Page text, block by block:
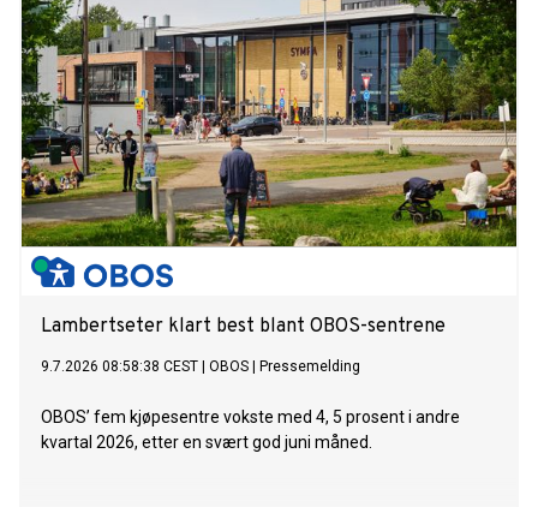
de avgiftsreduksjoner fram til desember. Det gjør
konkurransesituasjonen dobbelt ille dersom avgiftene økes
1. september i Norge. Avgiftslettelsen har gitt
transportbedriftene et nødvendig pusterom i en periode
med høye kostnader og stor usikkerhet. Å øke avgiftene i ett
hopp samtidig som nabolandet senker dem, vil svekke
økonomien i en næring som allerede opererer med svært
små marginer. Men selv om avgiftsnivået er viktig, er det
ikke her den største utfordringen ligger.
Lambertseter klart best blant OBOS-sentrene
9.7.2026 08:58:38 CEST OBOS Pressemelding
OBOS’ fem kjøpesentre vokste med 4, 5 prosent i andre
kvartal 2026, etter en svært god juni måned.